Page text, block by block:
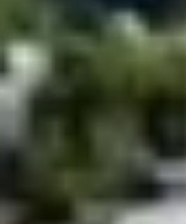
Καινοτόμος σχεδίαση
Lockheed Martin
Το αεροσκάφος αναπτύχθηκε από
, μετά τη
ύψους 247,5 εκατομμυρίων
2016. Ο σχεδιασμός του είναι
κάθε στοιχείο να συμβάλλει στη